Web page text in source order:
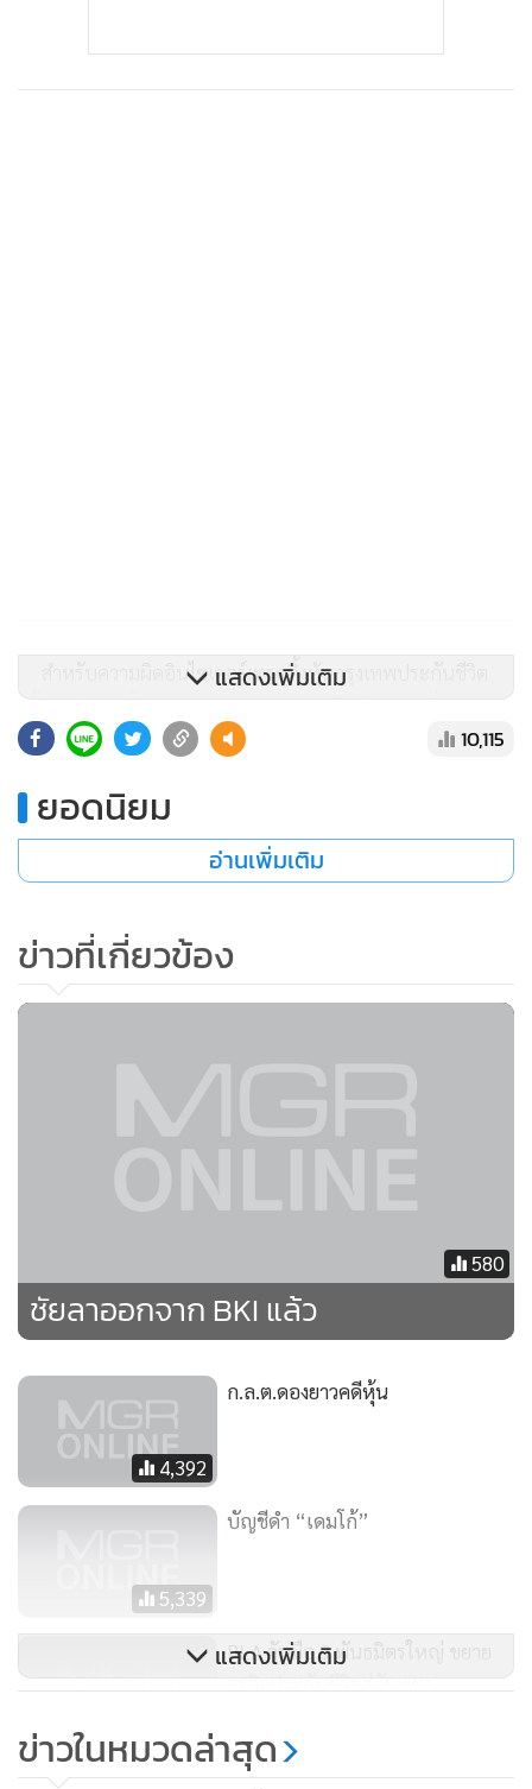
สำหรับความผิดอินไซเดอร์เทรดดิ้งหุ้นกรุงเทพประกันชีวิต
ครั้งล่าสุด เกิดขึ้นจากผลประกอบการบริษัทฯไตรมาสที่ 2 และ
ไตรมาสที่ 3 โดยบริษัทต้องตั้งสำรองเพิ่ม ทำให้ผลกำไรสุทธิใน
จำนวนมาก
ผลประกอบการไตรมาสที่ 2 และไตรมาสที่ 3 ถ้าประกาศออก
มา จะส่งผลกระทบต่อราคาหุ้นที่ซื้อขายในกระดาน
งบการเงินโดยบางคนขายหุ้น BLA ออกเพียง29,000 หุ้น บาง
รายขาย 2 แสนหุ้น มีนายเชิดชูเพียงคนเดียวที่เทขาย 800,000
หุ้น ซึ่งรวมทั้ง 5 ราย ขายหุ้นอออกมาเพียง 1 ล้านหุ้นเศษเท่านั้น
บทลงโทษกลุ่มโสภณพนิช ในความผิดอินไซด์กรุงเทพประกัน
ชีวิต ไม่ได้รุนแรงมากนัก โดยปรับตามความผิดทางแพ่งและเรียก
ผลประโยชน์ที่ได้รับจากการใช้อินไซด์คืนเพียงไม่กี่ล้านบาท และ
อับอาย ตอกย้ำความมัวหมองของกลุ่มมโสภณพนิช เนื่องจากถูก
จับอินไซด์อย่างต่อเนื่อง
กลายเป็นเจ้ามือหุ้นรายใหญ่ที่นิยมการเอารัดเอาเปรียบนัก
หุ้นในกลุ่มโสภณพนิชนับจากนี้ คงต้องจับตากันเป็นกรณีพิเศษ
แล้ว
เพราะมีพฤติกรรมไม่น่าไว้วางใจ โดยเฉพาะการใช้ข้อมูล
บริษัท กรุงเทพประกันชีวิต จำกัด(มหาชน) เป็นบริษัทประกัน
ชื่อเสียงดี หุ้นจัดเป็นหุ้นดี มีปัจจัยพื้นฐานรองรับ เหมาะสำหรับ
แสดงเพิ่มเติม
10,115
ยอดนิยม
อ่านเพิ่มเติม
ข่าวที่เกี่ยวข้อง
580
ชัยลาออกจาก BKI แล้ว
4,392
ก.ล.ต.ดองยาวคดีหุ้น
5,339
บัญชีดำ “เดมโก้”
BLA จับมือ 3 พันธมิตรใหญ่ ขยาย
ธุรกิจประกันชีวิตสู่กัมพูชา
แสดงเพิ่มเติม
ข่าวในหมวดล่าสุด